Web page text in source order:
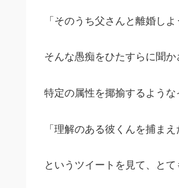
「そのうち父さんと離婚しよ
そんな愚痴をひたすらに聞か
特定の属性を揶揄するよう
「理解のある彼くんを捕ま
というツイートを見て、とて